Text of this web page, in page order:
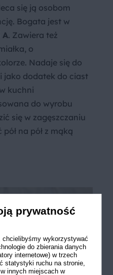
się ją osobom
Bogata jest w
A. Zawiera też
o
Nadaje się do
jako dodatek do ciast
kuchni
do wyrobu
się w zagęszczaniu
na pół z mąką
prywatność
wykorzystywać
do zbierania danych
internetowe) w trzech
statystyki ruchu na stronie,
innych miejscach w